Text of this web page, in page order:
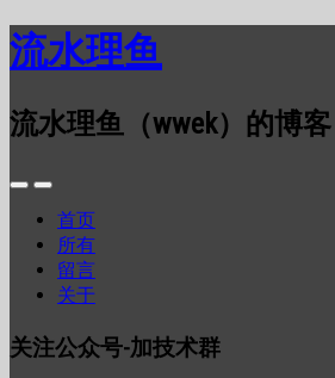
流水理鱼
流水理鱼（wwek）的博客
首页
所有
留言
关于
关注公众号-加技术群